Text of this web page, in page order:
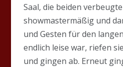
Saal, die beiden
showmastermäßig und
und Gesten für den
endlich leise war, riefen
und gingen ab. Erneut